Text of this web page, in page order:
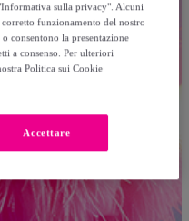
sulla privacy". Alcuni
funzionamento del nostro
consentono la presentazione
a consenso. Per ulteriori
Politica sui Cookie
Accettare